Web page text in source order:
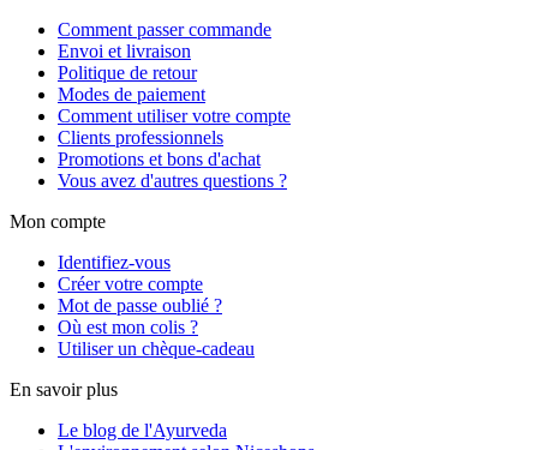
Comment passer commande
Envoi et livraison
Politique de retour
Modes de paiement
Comment utiliser votre compte
Clients professionnels
Promotions et bons d'achat
Vous avez d'autres questions ?
Mon compte
Identifiez-vous
Créer votre compte
Mot de passe oublié ?
Où est mon colis ?
Utiliser un chèque-cadeau
En savoir plus
Le blog de l'Ayurveda